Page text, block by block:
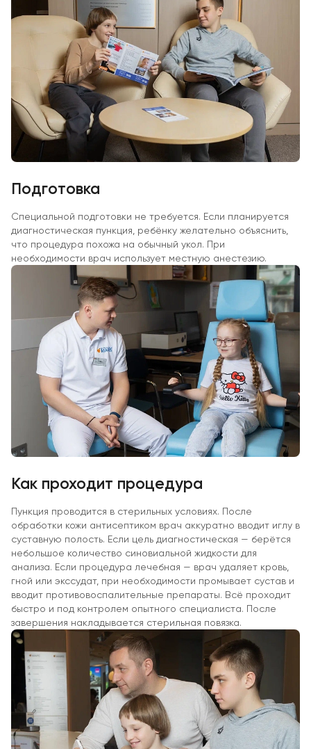
Подготовка
Специальной подготовки не требуется. Если планируется
диагностическая пункция, ребёнку желательно объяснить,
что процедура похожа на обычный укол. При
необходимости врач использует местную анестезию.
Как проходит процедура
Пункция проводится в стерильных условиях. После
обработки кожи антисептиком врач аккуратно вводит иглу в
суставную полость. Если цель диагностическая — берётся
небольшое количество синовиальной жидкости для
анализа. Если процедура лечебная — врач удаляет кровь,
гной или экссудат, при необходимости промывает сустав и
вводит противовоспалительные препараты. Всё проходит
быстро и под контролем опытного специалиста. После
завершения накладывается стерильная повязка.